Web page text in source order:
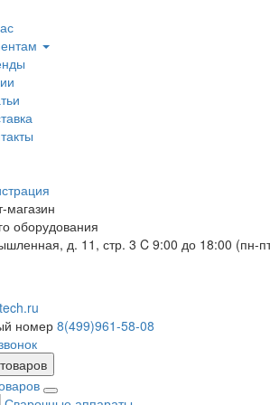
магазин
оборудования
д. 11, стр. 3 C 9:00 до 18:00 (пн-
номер 8(499)961-58-08